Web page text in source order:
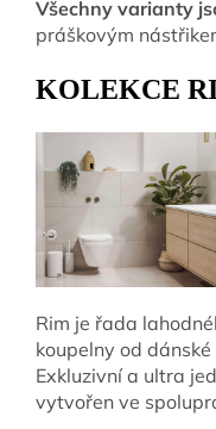
Všechny varianty
práškovým
KOLEKCE
Rim je řada
koupelny od
Exkluzivní a ultra
vytvořen ve